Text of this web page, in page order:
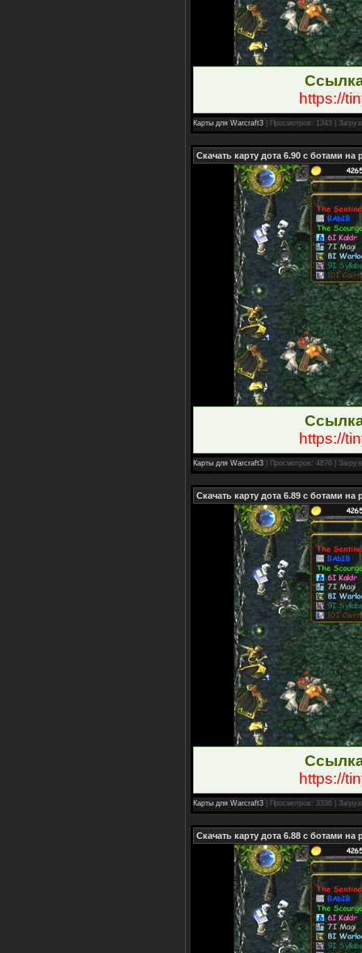
https://
Карты для Warcraft3 | Просмотров: 1343 |
Скачать карту дота 6.90 с ботами на
https://
Карты для Warcraft3 | Просмотров: 4876 |
Скачать карту дота 6.89 с ботами на
https://
Карты для Warcraft3 | Просмотров: 3336 |
Скачать карту дота 6.88 с ботами на